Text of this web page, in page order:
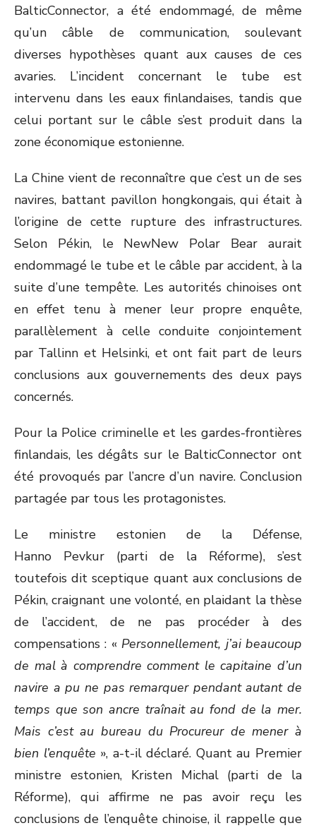
BalticConnector, a été endommagé, de même
qu’un câble de communication, soulevant
diverses hypothèses quant aux causes de ces
avaries. L’incident concernant le tube est
intervenu dans les eaux finlandaises, tandis que
celui portant sur le câble s’est produit dans la
zone économique estonienne.
La Chine vient de reconnaître que c’est un de ses
navires, battant pavillon hongkongais, qui était à
l’origine de cette rupture des infrastructures.
Selon Pékin, le NewNew Polar Bear aurait
endommagé le tube et le câble par accident, à la
suite d’une tempête. Les autorités chinoises ont
en effet tenu à mener leur propre enquête,
parallèlement à celle conduite conjointement
par Tallinn et Helsinki, et ont fait part de leurs
conclusions aux gouvernements des deux pays
concernés.
Pour la Police criminelle et les gardes-frontières
finlandais, les dégâts sur le BalticConnector ont
été provoqués par l’ancre d’un navire. Conclusion
partagée par tous les protagonistes.
Le ministre estonien de la Défense,
Hanno Pevkur (parti de la Réforme), s’est
toutefois dit sceptique quant aux conclusions de
Pékin, craignant une volonté, en plaidant la thèse
de l’accident, de ne pas procéder à des
compensations : « Personnellement, j’ai beaucoup
de mal à comprendre comment le capitaine d’un
navire a pu ne pas remarquer pendant autant de
temps que son ancre traînait au fond de la mer.
Mais c’est au bureau du Procureur de mener à
bien l’enquête », a-t-il déclaré. Quant au Premier
ministre estonien, Kristen Michal (parti de la
Réforme), qui affirme ne pas avoir reçu les
conclusions de l’enquête chinoise, il rappelle que